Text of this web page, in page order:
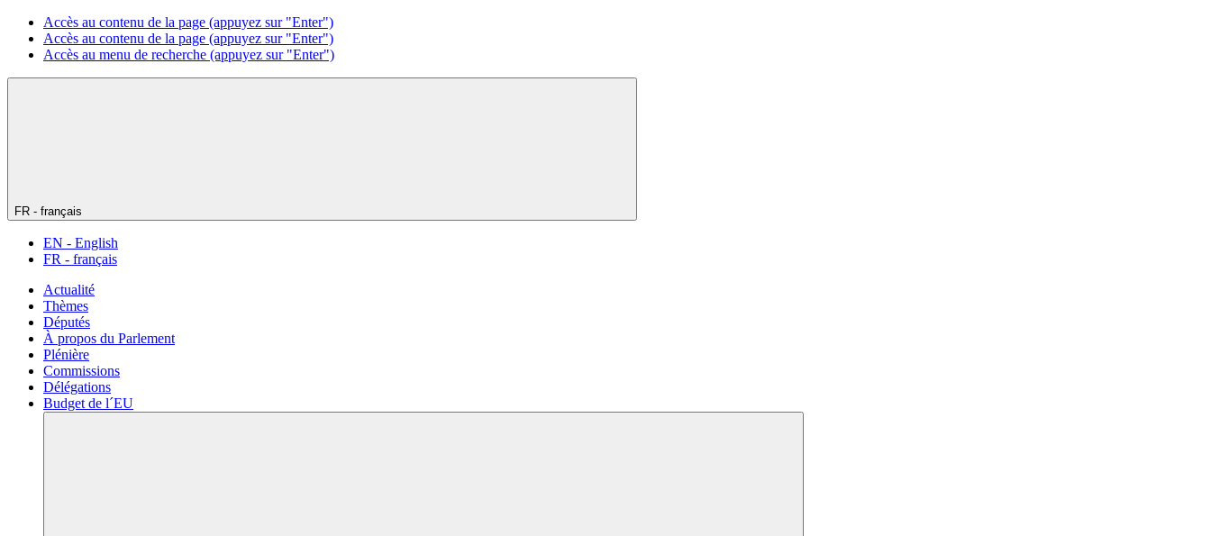
Accès au contenu de la page (appuyez sur "Enter")
Accès au contenu de la page (appuyez sur "Enter")
Accès au menu de recherche (appuyez sur "Enter")
FR - français
EN - English
FR - français
Actualité
Thèmes
Députés
À propos du Parlement
Plénière
Commissions
Délégations
Budget de l´EU